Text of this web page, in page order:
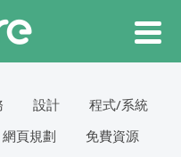
設計
程式/系統
網頁規劃
免費資源